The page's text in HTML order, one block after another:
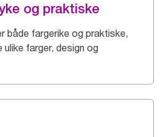
og praktiske
både fargerike og praktiske,
ulike farger, design og